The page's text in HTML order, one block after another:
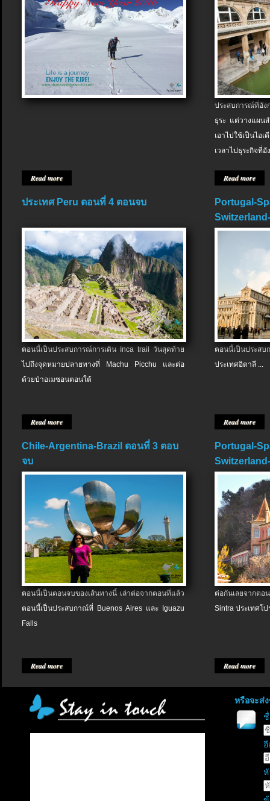
Read more
ประสบการณ์ที่อัง
ธุระ แต่วางแผน
เอาไปใช้เป็นไอ
เวลาไปธุระกิจที่อั
Read more
ประเทศ Peru ตอนที่ 4 ตอนจบ
ตอนนี้เป็นประสบการณ์การเดิน Inca trail วันสุดท้าย
ไปถึงจุดหมายปลายทางที่ Machu Picchu และต่อ
ด้วยป่าอเมซอนตอนใต้
Read more
Portugal-
ตอนนี้เป็นประส
ประเทศอิตาลี ...
Read more
Chile-Argentina-Brazil ตอนที่ 3 ตอบ
จบ
ตอนนี้เป็นตอนจบของเส้นทางนี้ เล่าต่อจากตอนที่แล้ว
ตอนนี้เป็นประสบกาณ์ที่ Buenos Aires และ Iguazu
Falls
Read more
Portugal-
ต่อกันเลยจากต
Sintra ประเทศโป
Read more
หรือจะส่
อี
หั